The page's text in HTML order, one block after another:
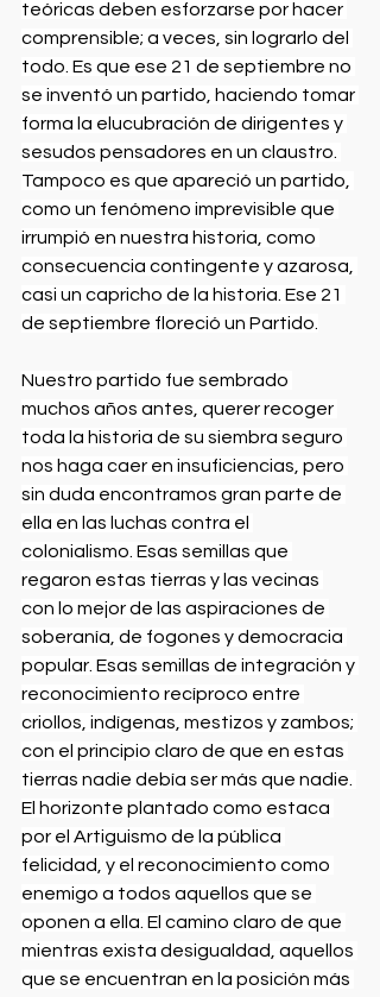
teóricas deben esforzarse por hacer
comprensible; a veces, sin lograrlo del
todo. Es que ese 21 de septiembre no
se inventó un partido, haciendo tomar
forma la elucubración de dirigentes y
sesudos pensadores en un claustro.
Tampoco es que apareció un partido,
como un fenómeno imprevisible que
irrumpió en nuestra historia, como
consecuencia contingente y azarosa,
casi un capricho de la historia. Ese 21
de septiembre floreció un Partido.
Nuestro partido fue sembrado
muchos años antes, querer recoger
toda la historia de su siembra seguro
nos haga caer en insuficiencias, pero
sin duda encontramos gran parte de
ella en las luchas contra el
colonialismo. Esas semillas que
regaron estas tierras y las vecinas
con lo mejor de las aspiraciones de
soberanía, de fogones y democracia
popular. Esas semillas de integración y
reconocimiento recíproco entre
criollos, indígenas, mestizos y zambos;
con el principio claro de que en estas
tierras nadie debía ser más que nadie.
El horizonte plantado como estaca
por el Artiguismo de la pública
felicidad, y el reconocimiento como
enemigo a todos aquellos que se
oponen a ella. El camino claro de que
mientras exista desigualdad, aquellos
que se encuentran en la posición más